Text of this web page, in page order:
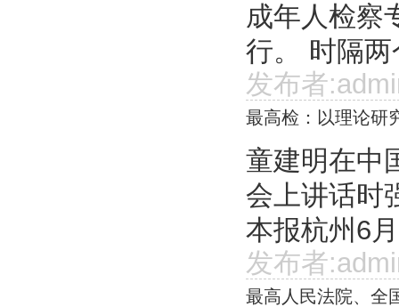
成年人检察
行。 时隔
发布者
最高检：以理论研
童建明在中
会上讲话时
本报杭州6
发布者
最高人民法院、全